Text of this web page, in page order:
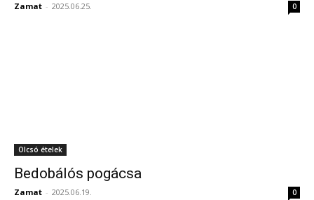
Zamat - 2025.06.25. 0
Olcsó ételek
Bedobálós pogácsa
Zamat - 2025.06.19. 0